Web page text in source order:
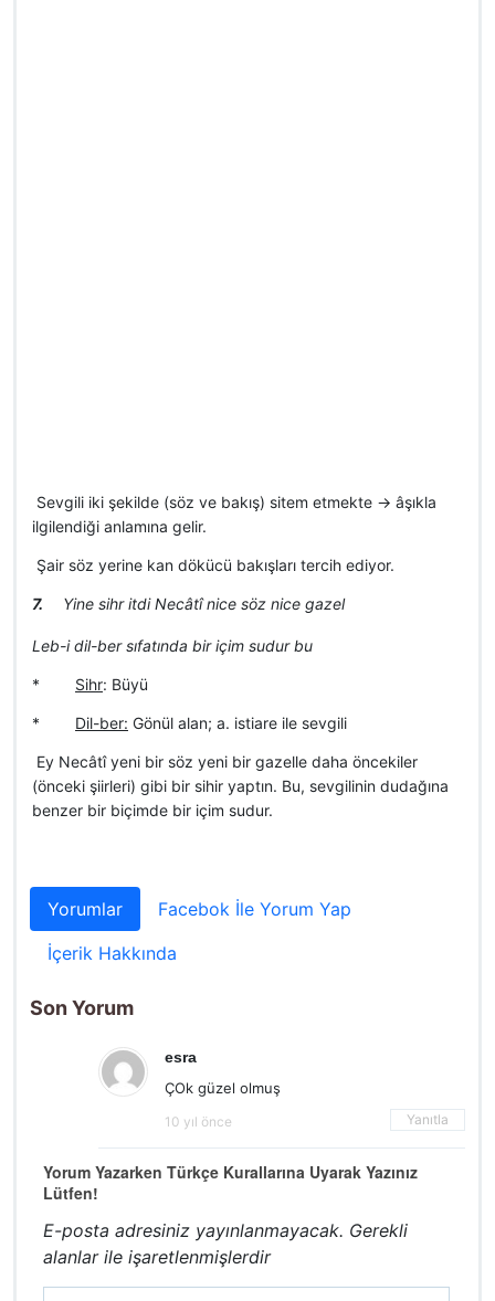
 Sevgili iki şekilde (söz ve bakış) sitem etmekte -> âşıkla
ilgilendiği anlamına gelir.
 Şair söz yerine kan dökücü bakışları tercih ediyor.
7. Yine sihr itdi Necâtî nice söz nice gazel
Leb-i dil-ber sıfatında bir içim sudur bu
* Sihr: Büyü
* Dil-ber: Gönül alan; a. istiare ile sevgili
 Ey Necâtî yeni bir söz yeni bir gazelle daha öncekiler
(önceki şiirleri) gibi bir sihir yaptın. Bu, sevgilinin dudağına
benzer bir biçimde bir içim sudur.
Yorumlar
Facebok İle Yorum Yap
İçerik Hakkında
Son Yorum
esra
ÇOk güzel olmuş
10 yıl önce Yanıtla
Yorum Yazarken Türkçe Kurallarına Uyarak Yazınız
Lütfen!
E-posta adresiniz yayınlanmayacak. Gerekli
alanlar ile işaretlenmişlerdir